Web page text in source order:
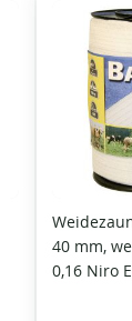
40 mm,
0,16 Niro